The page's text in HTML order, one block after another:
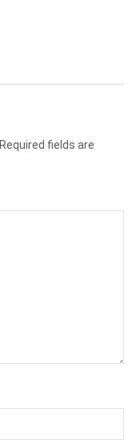
Required fields are